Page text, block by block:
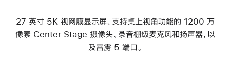
27 英寸 5K 视网膜显示屏、支持桌上视角功能的 1200 万
像素 Center Stage 摄像头、录音棚级麦克风和扬声器，以
及雷雳 5 端口。